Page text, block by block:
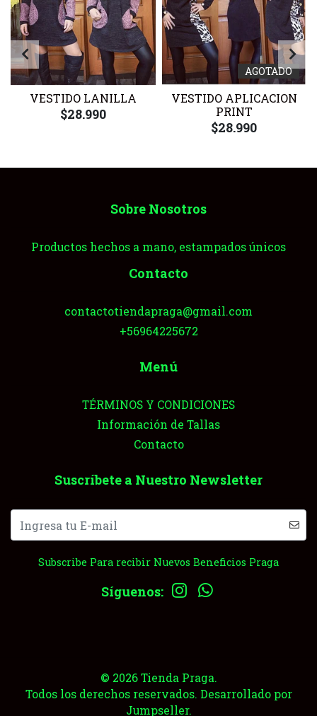
VESTIDO LANILLA
$28.990
AGOTADO
VESTIDO APLICACION
PRINT
$28.990
Sobre Nosotros
Productos hechos a mano, estampados únicos
Contacto
contactotiendapraga@gmail.com
+56964225672
Menú
TÉRMINOS Y CONDICIONES
Información de Tallas
Contacto
Suscríbete a Nuestro Newsletter
Subscribe Para recibir Nuevos Beneficios Praga
Síguenos:
© 2026 Tienda Praga.
Todos los derechos reservados. Desarrollado por
Jumpseller.